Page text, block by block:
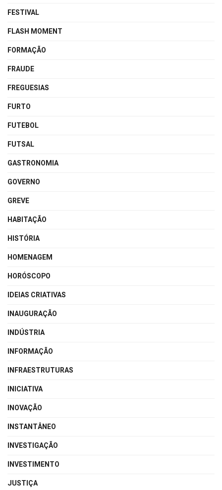
FESTIVAL
FLASH MOMENT
FORMAÇÃO
FRAUDE
FREGUESIAS
FURTO
FUTEBOL
FUTSAL
GASTRONOMIA
GOVERNO
GREVE
HABITAÇÃO
HISTÓRIA
HOMENAGEM
HORÓSCOPO
IDEIAS CRIATIVAS
INAUGURAÇÃO
INDÚSTRIA
INFORMAÇÃO
INFRAESTRUTURAS
INICIATIVA
INOVAÇÃO
INSTANTÂNEO
INVESTIGAÇÃO
INVESTIMENTO
JUSTIÇA